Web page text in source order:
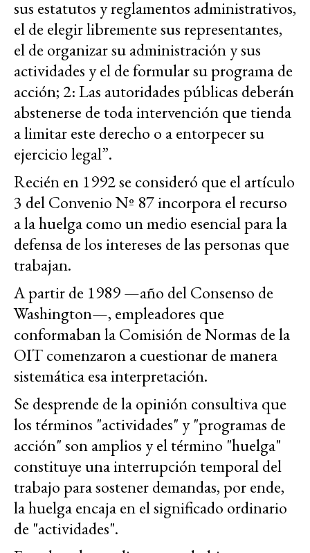
sus estatutos y reglamentos administrativos,
el de elegir libremente sus representantes,
el de organizar su administración y sus
actividades y el de formular su programa de
acción; 2: Las autoridades públicas deberán
abstenerse de toda intervención que tienda
a limitar este derecho o a entorpecer su
ejercicio legal”.
Recién en 1992 se consideró que el artículo
3 del Convenio Nº 87 incorpora el recurso
a la huelga como un medio esencial para la
defensa de los intereses de las personas que
trabajan.
A partir de 1989 —año del Consenso de
Washington—, empleadores que
conformaban la Comisión de Normas de la
OIT comenzaron a cuestionar de manera
sistemática esa interpretación.
Se desprende de la opinión consultiva que
los términos "actividades" y "programas de
acción" son amplios y el término "huelga"
constituye una interrupción temporal del
trabajo para sostener demandas, por ende,
la huelga encaja en el significado ordinario
de "actividades".